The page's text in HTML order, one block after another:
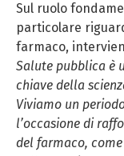
Sul ruolo
particolare
farmaco,
Salute pubblica è
chiave della
Viviamo un
l’occasione di
del farmaco,